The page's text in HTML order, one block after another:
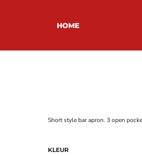
HOME
Short style bar apron. 3 open
KLEUR